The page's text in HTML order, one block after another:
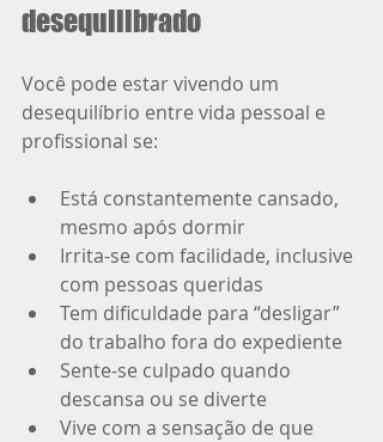
desequilibrado
Você pode estar vivendo um
desequilíbrio entre vida pessoal e
profissional se:
Está constantemente cansado,
mesmo após dormir
Irrita-se com facilidade, inclusive
com pessoas queridas
Tem dificuldade para “desligar”
do trabalho fora do expediente
Sente-se culpado quando
descansa ou se diverte
Vive com a sensação de que